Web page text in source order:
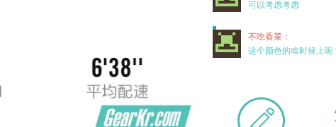
可以考虑考虑
不吃香菜：
这个颜色的啥时候上呢